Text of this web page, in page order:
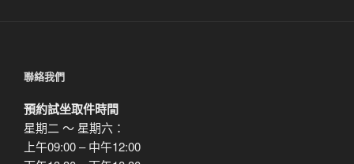
聯絡我們
預約試坐取件時間
星期二 ～ 星期六：
上午09:00 – 中午12:00